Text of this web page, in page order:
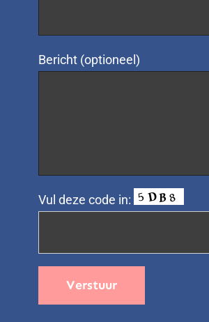
Bericht (optioneel)
Vul deze code in: